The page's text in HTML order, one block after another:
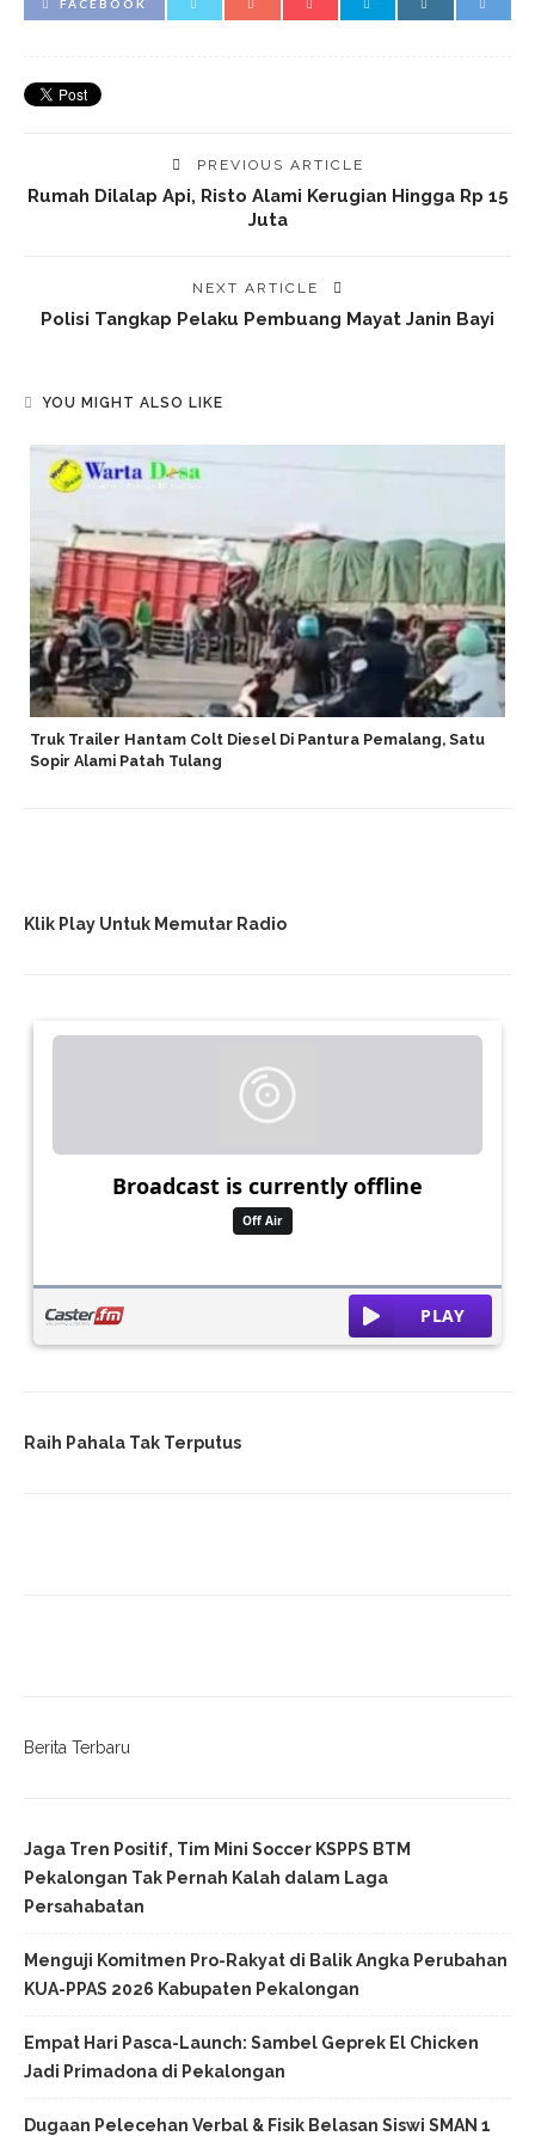
FACEBOOK
PREVIOUS ARTICLE
Rumah Dilalap Api, Risto Alami Kerugian Hingga Rp 15
Juta
NEXT ARTICLE
Polisi Tangkap Pelaku Pembuang Mayat Janin Bayi
YOU MIGHT ALSO LIKE
Truk Trailer Hantam Colt Diesel Di Pantura Pemalang, Satu
Sopir Alami Patah Tulang
Klik Play Untuk Memutar Radio
Raih Pahala Tak Terputus
Berita Terbaru
Jaga Tren Positif, Tim Mini Soccer KSPPS BTM
Pekalongan Tak Pernah Kalah dalam Laga
Persahabatan
Menguji Komitmen Pro-Rakyat di Balik Angka Perubahan
KUA-PPAS 2026 Kabupaten Pekalongan
Empat Hari Pasca-Launch: Sambel Geprek El Chicken
Jadi Primadona di Pekalongan
Dugaan Pelecehan Verbal & Fisik Belasan Siswi SMAN 1